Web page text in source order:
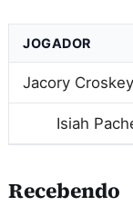
JOGADOR
Jacory
Isiah
Recebendo